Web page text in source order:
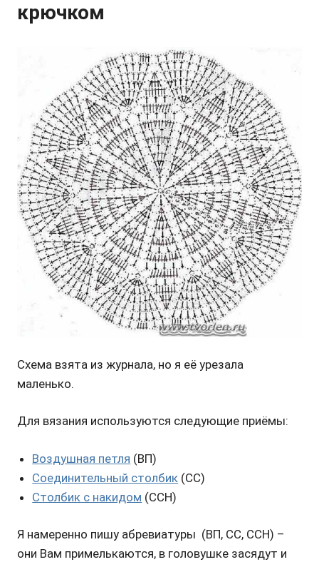
крючком
Схема взята из журнала, но я её урезала
маленько.
Для вязания используются следующие приёмы:
Воздушная петля (ВП)
Соединительный столбик (СС)
Столбик с накидом (ССН)
Я намеренно пишу абревиатуры (ВП, СС, ССН) –
они Вам примелькаются, в головушке засядут и